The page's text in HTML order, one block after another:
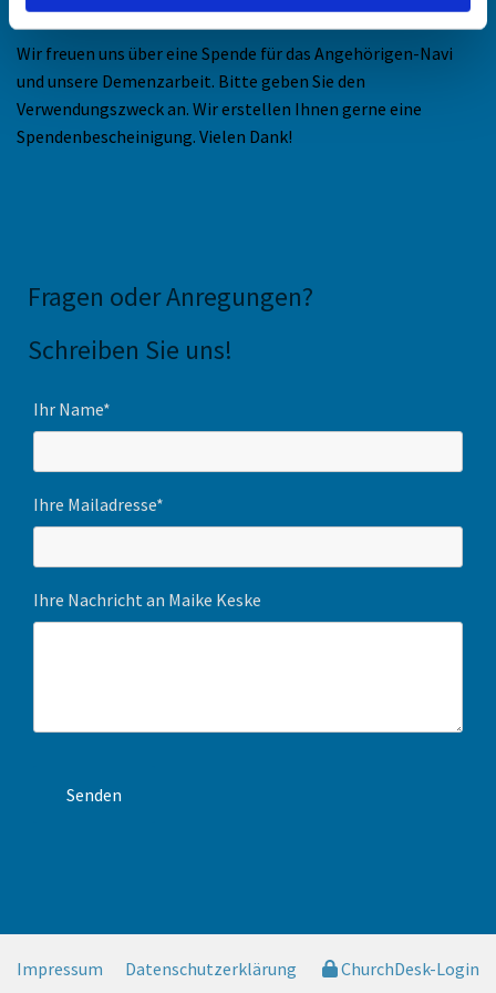
IBAN DE83 3005 0110 0012 0866 66
Wir freuen uns über eine Spende für das Angehörigen-Navi
und unsere Demenzarbeit. Bitte geben Sie den
Verwendungszweck an. Wir erstellen Ihnen gerne eine
Spendenbescheinigung. Vielen Dank!
Fragen oder Anregungen?
Schreiben Sie uns!
Ihr Name*
Ihre Mailadresse*
Ihre Nachricht an Maike Keske
Impressum Datenschutzerklärung ChurchDesk-Login